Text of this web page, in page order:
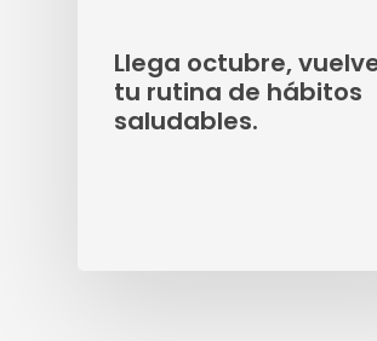
Llega octubre,
tu rutina de hábitos
saludables.